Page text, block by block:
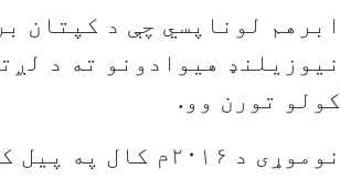
ابرهم لوناپسي چې د کپتان
کولو تورن وو.
نوموړی د ۲۰۱۶م